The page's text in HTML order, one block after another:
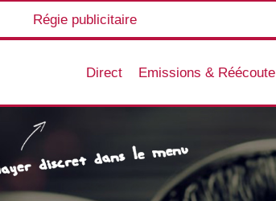
Régie publicitaire
Direct Emissions & Réécoute